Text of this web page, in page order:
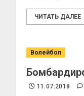
ЧИТАТЬ ДАЛЕЕ
Волейбол
11.07.2018